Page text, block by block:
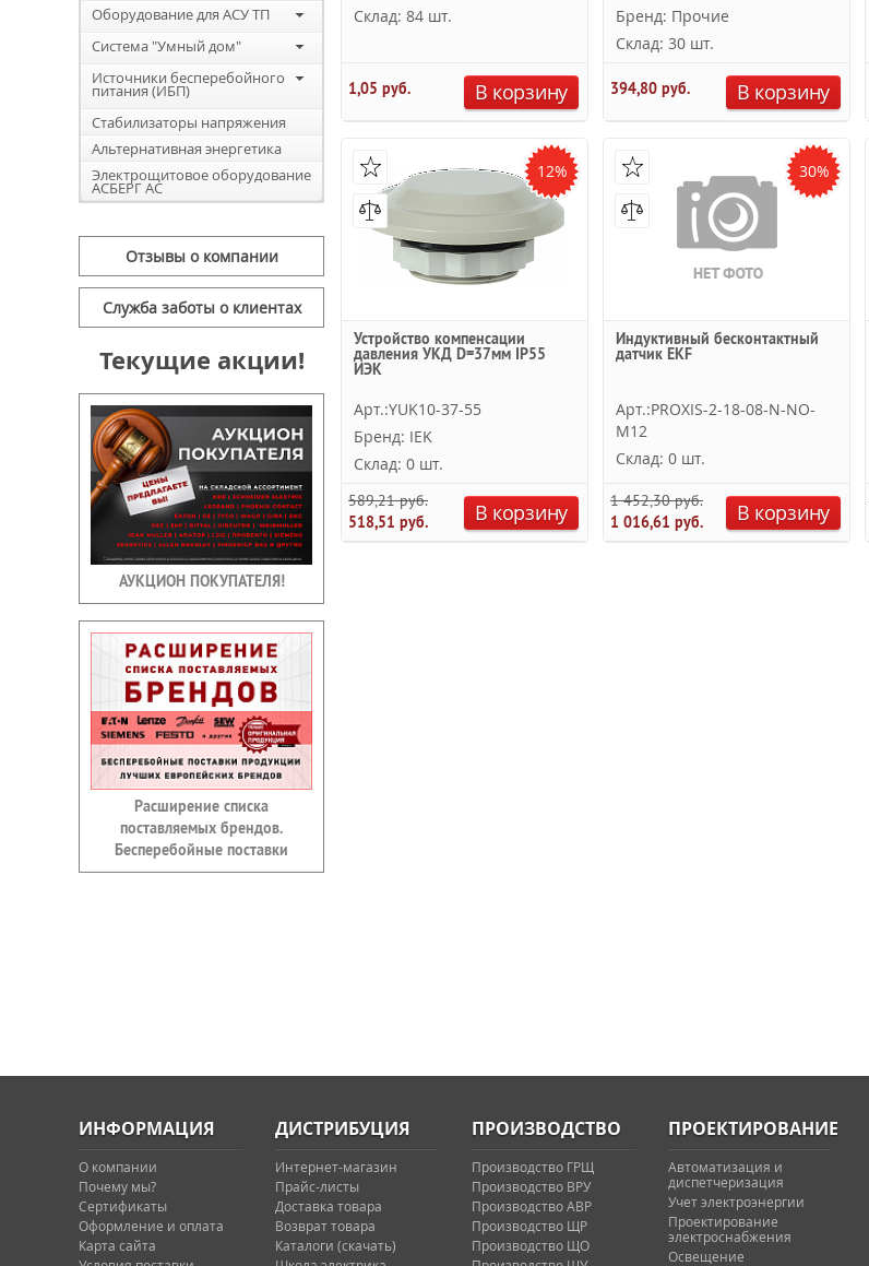
Оборудование для АСУ ТП
Система "Умный дом"
Источники бесперебойного
питания (ИБП)
Стабилизаторы напряжения
Альтернативная энергетика
Электрощитовое оборудование
АСБЕРГ АС
Отзывы о компании
Служба заботы о клиентах
Текущие акции!
АУКЦИОН ПОКУПАТЕЛЯ!
Расширение списка
поставляемых брендов.
Бесперебойные поставки
Склад: 84 шт.
1,05 руб. В корзину
Бренд: Прочие
Склад: 30 шт.
394,80 руб. В корзину
12%
Устройство компенсации
давления УКД D=37мм IP55
ИЭК
Арт.:YUK10-37-55
Бренд: IEK
Склад: 0 шт.
589,21 руб.
518,51 руб.
В корзину
30%
Индуктивный бесконтактный
датчик EKF
Арт.:PROXIS-2-18-08-N-NO-
M12
Склад: 0 шт.
1 452,30 руб.
1 016,61 руб.
В корзину
ИНФОРМАЦИЯ
О компании
Почему мы?
Сертификаты
Оформление и оплата
Карта сайта
ДИСТРИБУЦИЯ
Интернет-магазин
Прайс-листы
Доставка товара
Возврат товара
Каталоги (скачать)
ПРОИЗВОДСТВО
Производство ГРЩ
Производство ВРУ
Производство АВР
Производство ЩР
Производство ЩО
ПРОЕКТИРОВАНИЕ
Автоматизация и
диспетчеризация
Учет электроэнергии
Проектирование
электроснабжения
Освещение